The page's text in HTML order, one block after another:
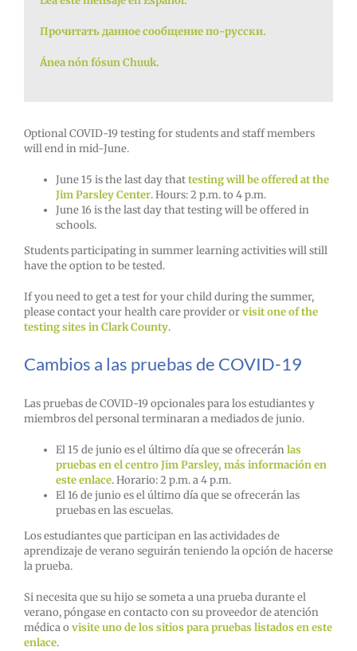
Прочитать данное сообщение по-русски.
Ánea nón fósun Chuuk.
Optional COVID-19 testing for students and staff members
will end in mid-June.
June 15 is the last day thattesting will be offered at the
Jim Parsley Center. Hours: 2 p.m. to 4 p.m.
June 16 is the last day that testing will be offered in
schools.
Students participating in summer learning activities will still
have the option to be tested.
If you need to get a test for your child during the summer,
please contact your health care provider orvisit one of the
testing sites in Clark County.
Cambios a las pruebas de COVID-19
Las pruebas de COVID-19 opcionales para los estudiantes y
miembros del personal terminaran a mediados de junio.
El 15 de junio es el último día que se ofreceránlas
pruebas en el centro Jim Parsley, más información en
este enlace. Horario: 2 p.m. a 4 p.m.
El 16 de junio es el último día que se ofrecerán las
pruebas en las escuelas.
Los estudiantes que participan en las actividades de
aprendizaje de verano seguirán teniendo la opción de hacerse
la prueba.
Si necesita que su hijo se someta a una prueba durante el
verano, póngase en contacto con su proveedor de atención
médica o visite uno de los sitios para pruebas listados en este
enlace.